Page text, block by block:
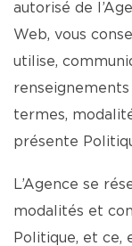
autorisé de
Web, vous
utilise,
termes,
présente
L’Agence se
modalités et
Politique, et ce,